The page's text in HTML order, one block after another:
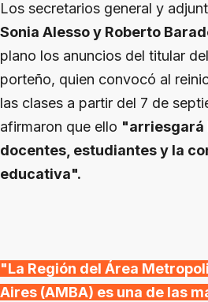
Los secretarios general y
Sonia Alesso y Roberto
plano los anuncios del titular
porteño, quien convocó al
las clases a partir del 7 de
afirmaron que ello "arriesgará
docentes, estudiantes y la
educativa".
"La Región del Área
Aires (AMBA) es una de las